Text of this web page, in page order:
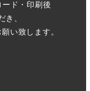
ド・印刷後
き、
い致します。